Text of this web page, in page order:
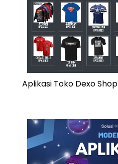
Aplikasi Toko Dexo Shop